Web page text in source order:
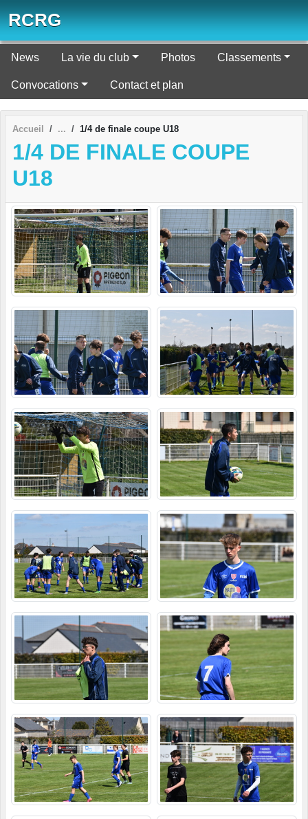
RCRG
News La vie du club Photos Classements
Convocations Contact et plan
Accueil 1/4 de finale coupe U18
1/4 DE FINALE COUPE
U18